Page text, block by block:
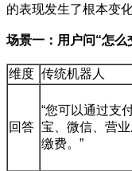
的表现发生了根本变化
场景一：用户问“怎么
维度 传统机器人
回答
“您可以通过支
宝、微信、营
缴费。”